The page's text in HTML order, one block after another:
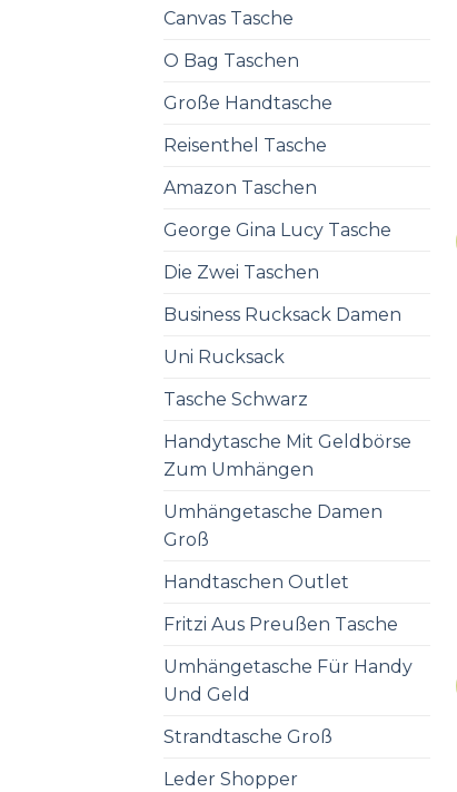
Canvas Tasche
O Bag Taschen
Große Handtasche
Reisenthel Tasche
Amazon Taschen
George Gina Lucy Tasche
Die Zwei Taschen
Business Rucksack Damen
Uni Rucksack
Tasche Schwarz
Handytasche Mit Geldbörse
Zum Umhängen
Umhängetasche Damen
Groß
Handtaschen Outlet
Fritzi Aus Preußen Tasche
Umhängetasche Für Handy
Und Geld
Strandtasche Groß
Leder Shopper